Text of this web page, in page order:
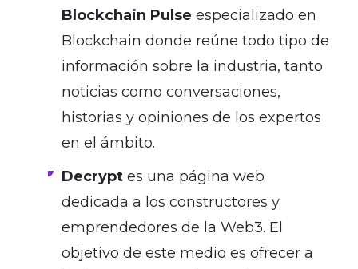
Blockchain Pulse especializado en
Blockchain donde reúne todo tipo de
información sobre la industria, tanto
noticias como conversaciones,
historias y opiniones de los expertos
en el ámbito.
Decrypt es una página web
dedicada a los constructores y
emprendedores de la Web3. El
objetivo de este medio es ofrecer a